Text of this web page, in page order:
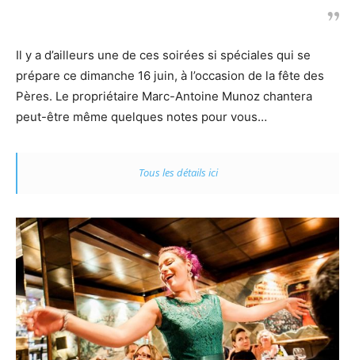
Il y a d’ailleurs une de ces soirées si spéciales qui se
prépare ce dimanche 16 juin, à l’occasion de la fête des
Pères. Le propriétaire Marc-Antoine Munoz chantera
peut-être même quelques notes pour vous…
Tous les détails ici